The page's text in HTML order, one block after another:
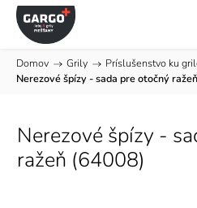
Domov / Grily / Príslušenstvo ku
Nerezové špízy - sada pre otočný
Nerezové špízy -
ražeň (64008)